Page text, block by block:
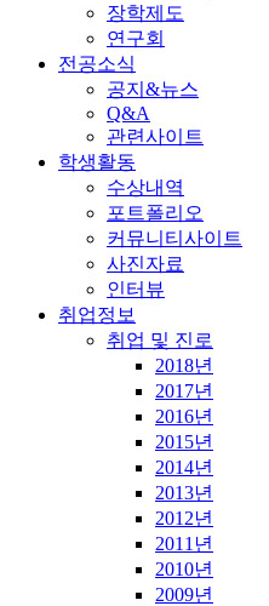
장학제도
연구회
전공소식
공지&뉴스
Q&A
관련사이트
학생활동
수상내역
포트폴리오
커뮤니티사이트
사진자료
인터뷰
취업정보
취업 및 진로
2018년
2017년
2016년
2015년
2014년
2013년
2012년
2011년
2010년
2009년